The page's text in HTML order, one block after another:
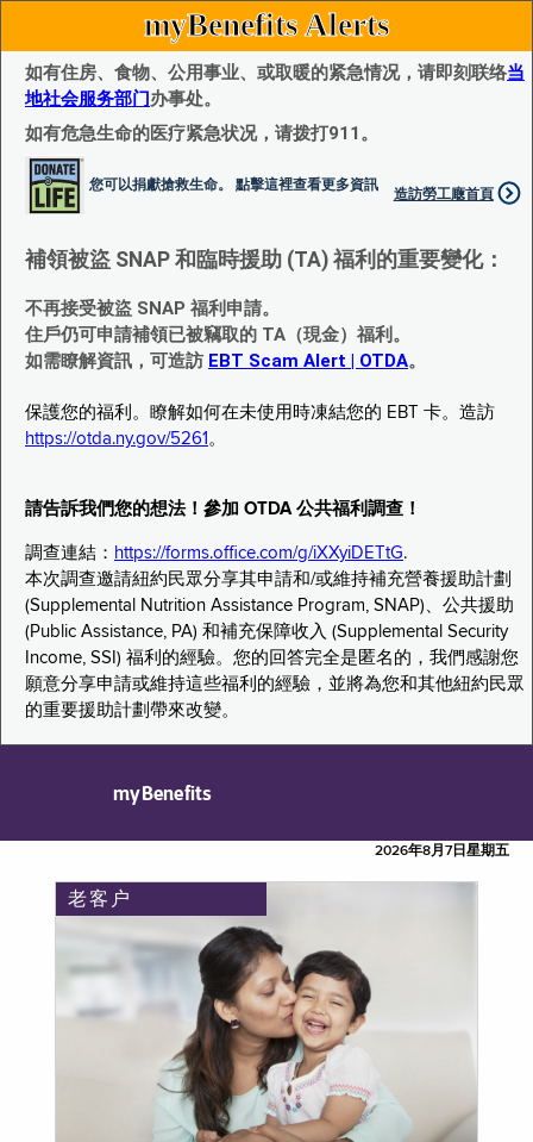
myBenefits Alerts
如有住房、食物、公用事业、或取暖的紧急情况，请即刻联络当
地社会服务部门办事处。
如有危急生命的医疗紧急状况，请拨打911。
您可以捐獻搶救生命。 點擊這裡查看更多資訊
造訪勞工廰首頁
補領被盜 SNAP 和臨時援助 (TA) 福利的重要變化：
不再接受被盜 SNAP 福利申請。
住戶仍可申請補領已被竊取的 TA（現金）福利。
如需瞭解資訊，可造訪 EBT Scam Alert | OTDA。
保護您的福利。瞭解如何在未使用時凍結您的 EBT 卡。造訪
https://otda.ny.gov/5261 。
請告訴我們您的想法！參加 OTDA 公共福利調查！
調查連結： https://forms.office.com/g/iXXyiDETtG.
本次調查邀請紐約民眾分享其申請和/或維持補充營養援助計劃
(Supplemental Nutrition Assistance Program, SNAP)、公共援助
(Public Assistance, PA) 和補充保障收入 (Supplemental Security
Income, SSI) 福利的經驗。您的回答完全是匿名的，我們感謝您
願意分享申請或維持這些福利的經驗，並將為您和其他紐約民眾
的重要援助計劃帶來改變。
myBenefits
2026年8月7日星期五
老客户